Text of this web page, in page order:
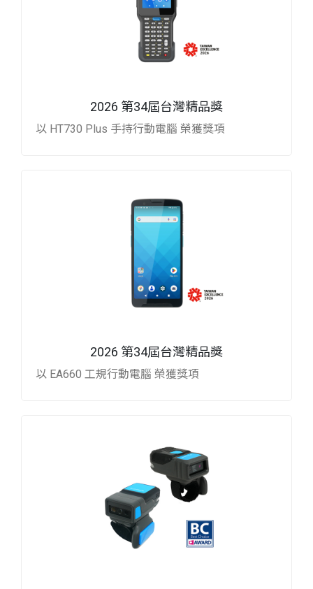
2026 第34屆台灣精品獎
以 HT730 Plus 手持行動電腦 榮獲獎項
2026 第34屆台灣精品獎
以 EA660 工規行動電腦 榮獲獎項